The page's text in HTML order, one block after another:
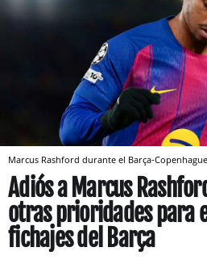
Marcus Rashford durante el Barça-Copenhague
Adiós a Marcus
otras prioridades para
fichajes del Barça